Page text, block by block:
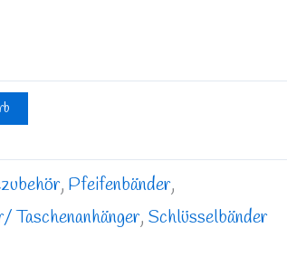
, Pfeifenbänder,
Taschenanhänger, Schlüsselbänder